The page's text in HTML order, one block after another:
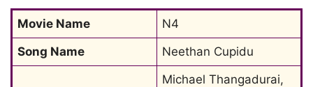
Movie Name
N4
Song Name
Neethan Cupidu
Michael Thangadurai,